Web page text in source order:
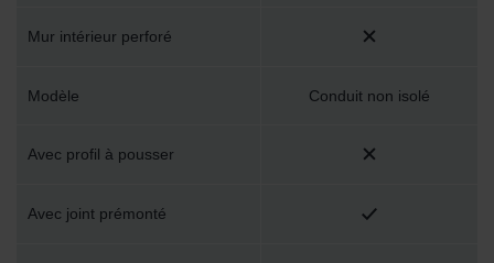
Zehnder Group Nederland bv: Privacyverklaringen
Zehnder Group Schweiz AG: Datenschutz
danych Zehnder
Mur intérieur perforé
Modèle Conduit non isolé
Avec profil à pousser
Avec joint prémonté